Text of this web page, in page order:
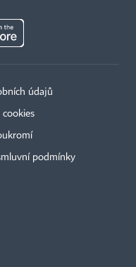
údajů
cookies
podmínky